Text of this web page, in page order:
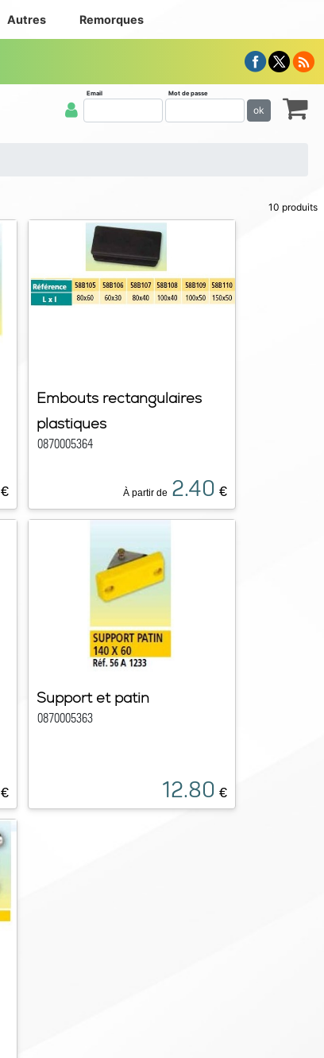
Autres Remorques
Email Mot de passe
ok
10 produits
€
Embouts rectangulaires
plastiques
0870005364
À partir de 2.40 €
€
Support et patin
0870005363
12.80 €